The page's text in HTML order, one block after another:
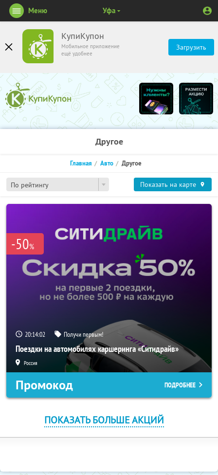
КупиКупон
Мобильное приложение
ещё удобнее
Загрузить
Меню Уфа
Другое
По рейтингу
Главная Авто Другое
Показать на карте
-50%
20:14:02 Получи первым!
Поездки на автомобилях каршеринга «Ситидрайв»
Россия
Промокод ПОДРОБНЕЕ
ПОКАЗАТЬ БОЛЬШЕ АКЦИЙ